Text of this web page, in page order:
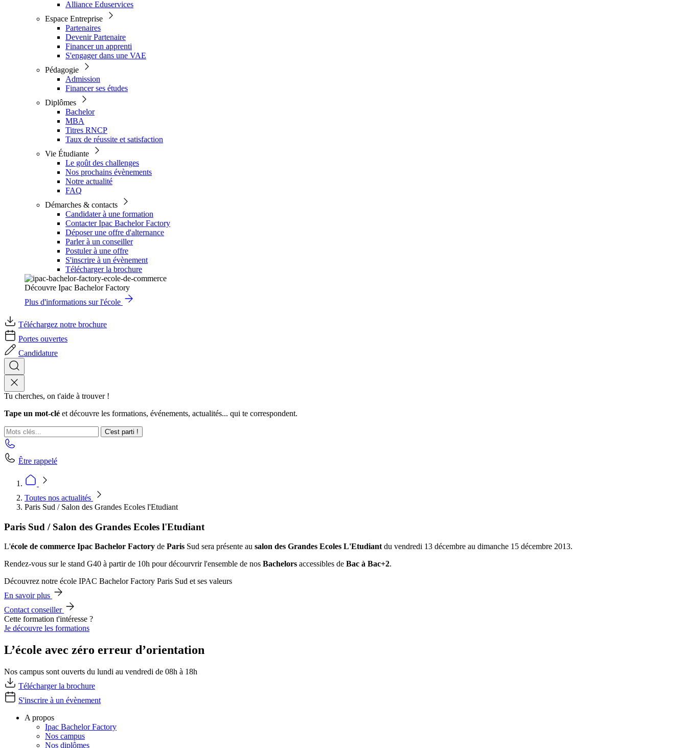
Alliance Eduservices
Espace Entreprise
Partenaires
Devenir Partenaire
Financer un apprenti
S'engager dans une VAE
Pédagogie
Admission
Financer ses études
Diplômes
Bachelor
MBA
Titres RNCP
Taux de réussite et satisfaction
Vie Étudiante
Le goût des challenges
Nos prochains évènements
Notre actualité
FAQ
Démarches & contacts
Candidater à une formation
Contacter Ipac Bachelor Factory
Déposer une offre d'alternance
Parler à un conseiller
Postuler à une offre
S'inscrire à un évènement
Télécharger la brochure
Découvre Ipac Bachelor Factory
Plus d'informations sur l'école
Téléchargez notre brochure
Portes ouvertes
Candidature
Tu cherches, on t'aide à trouver !
Tape un mot-clé et découvre les formations, événements, actualités... qui te correspondent.
C'est parti !
Être rappelé
Toutes nos actualités
Paris Sud / Salon des Grandes Ecoles l'Etudiant
Paris Sud / Salon des Grandes Ecoles l'Etudiant
L'école de commerce Ipac Bachelor Factory de Paris Sud sera présente au salon des Grandes Ecoles L'Etudiantdu vendredi 13 décembre au dimanche 15 décembre 2013.
Rendez-vous sur le stand G40 à partir de 10h pour décourvrir l'ensemble de nos Bachelors accessibles de Bac à Bac+2.
Découvrez notre école IPAC Bachelor Factory Paris Sud et ses valeurs
En savoir plus
Contact conseiller
Cette formation t'intéresse ?
Je découvre les formations
L’école avec zéro erreur d’orientation
Nos campus sont ouverts du lundi au vendredi de 08h à 18h
Télécharger la brochure
S'inscrire à un évènement
A propos
Ipac Bachelor Factory
Nos campus
Nos diplômes